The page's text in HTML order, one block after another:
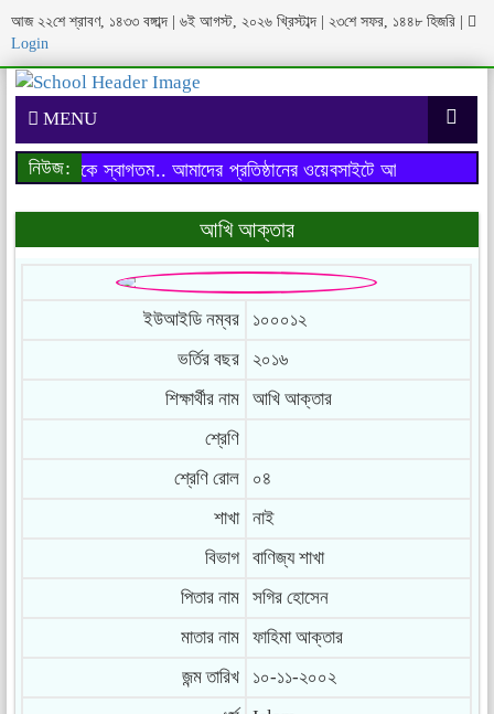
আজ ২২শে শ্রাবণ, ১৪৩৩ বঙ্গাব্দ | ৬ই আগস্ট, ২০২৬ খ্রিস্টাব্দ | ২৩শে সফর, ১৪৪৮ হিজরি
Login
MENU
নিউজ: আমাদের প্রতিষ্ঠানের ওয়েবসাইটে আপনাকে স্বাগতম..
আপনাকে স্বাগতম..
আখি আক্তার
ইউআইডি নম্বর
১০০০১২
ভর্তির বছর
২০১৬
শিক্ষার্থীর নাম
আখি আক্তার
শ্রেণি
শ্রেণি রোল
০৪
শাখা
নাই
বিভাগ
বাণিজ্য শাখা
পিতার নাম
সগির হোসেন
মাতার নাম
ফাহিমা আক্তার
জন্ম তারিখ
১০-১১-২০০২